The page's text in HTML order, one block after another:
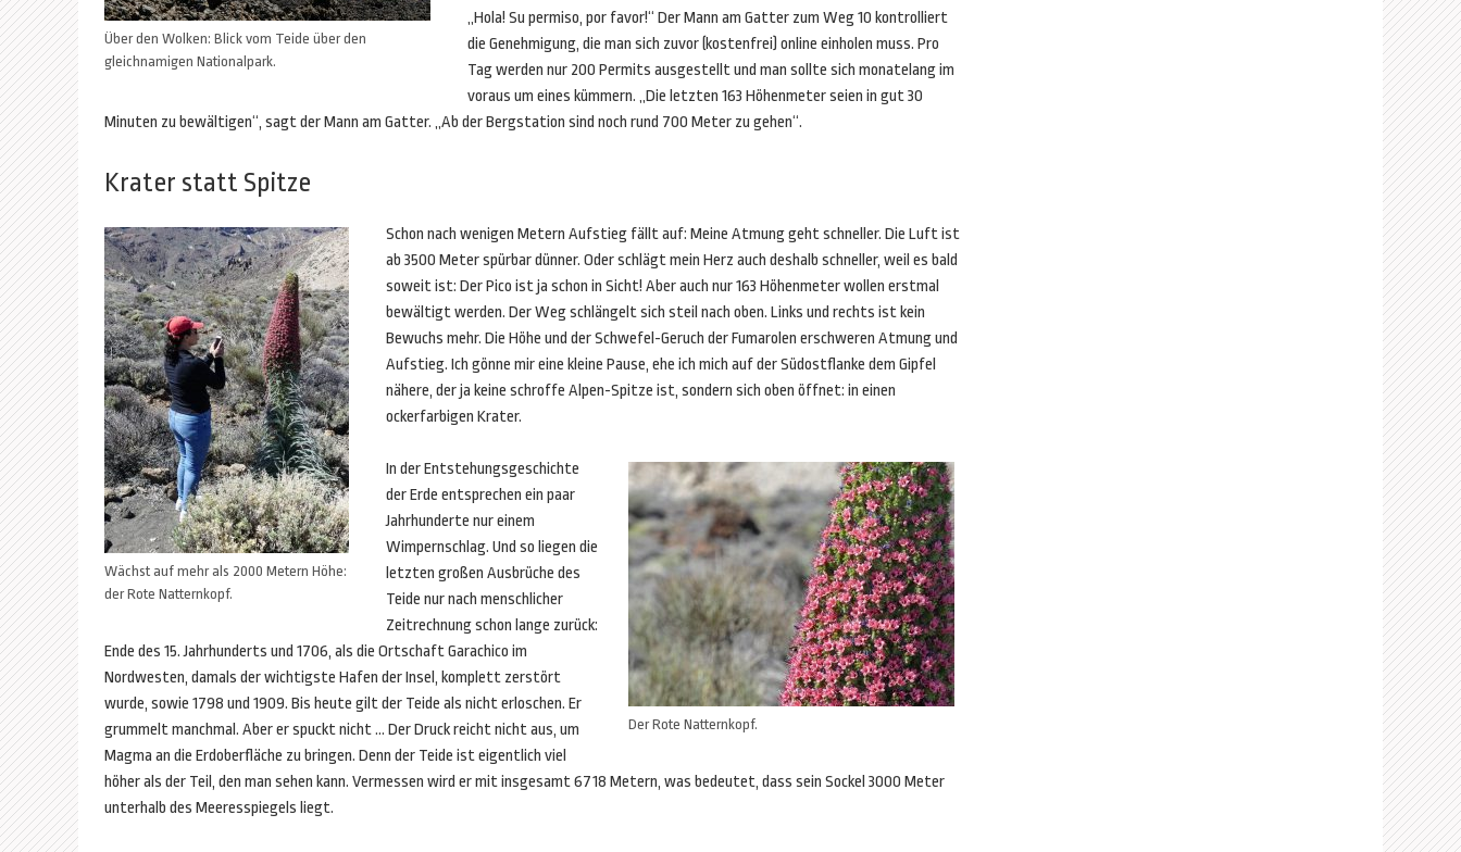
Über den Wolken: Blick vom Teide über den
gleichnamigen Nationalpark.
„Hola! Su permiso, por favor!“ Der Mann am Gatter zum Weg 10 kontrolliert
die Genehmigung, die man sich zuvor (kostenfrei) online einholen muss. Pro
Tag werden nur 200 Permits ausgestellt und man sollte sich monatelang im
voraus um eines kümmern. „Die letzten 163 Höhenmeter seien in gut 30
Minuten zu bewältigen“, sagt der Mann am Gatter. „Ab der Bergstation sind noch rund 700 Meter zu gehen“.
Krater statt Spitze
Wächst auf mehr als 2000 Metern Höhe:
der Rote Natternkopf.
Schon nach wenigen Metern Aufstieg fällt auf: Meine Atmung geht schneller. Die Luft ist
ab 3500 Meter spürbar dünner. Oder schlägt mein Herz auch deshalb schneller, weil es bald
soweit ist: Der Pico ist ja schon in Sicht! Aber auch nur 163 Höhenmeter wollen erstmal
bewältigt werden. Der Weg schlängelt sich steil nach oben. Links und rechts ist kein
Bewuchs mehr. Die Höhe und der Schwefel-Geruch der Fumarolen erschweren Atmung und
Aufstieg. Ich gönne mir eine kleine Pause, ehe ich mich auf der Südostflanke dem Gipfel
nähere, der ja keine schroffe Alpen-Spitze ist, sondern sich oben öffnet: in einen
ockerfarbigen Krater.
Der Rote Natternkopf.
In der Entstehungsgeschichte
der Erde entsprechen ein paar
Jahrhunderte nur einem
Wimpernschlag. Und so liegen die
letzten großen Ausbrüche des
Teide ­­nur nach menschlicher
Zeitrechnung schon lange zurück:
Ende des 15. Jahrhunderts und 1706, als die Ortschaft Garachico im
Nordwesten, damals der wichtigste Hafen der Insel, komplett zerstört
wurde, sowie 1798 und 1909. Bis heute gilt der Teide als nicht erloschen. Er
grummelt manchmal. Aber er spuckt nicht … Der Druck reicht nicht aus, um
Magma an die Erdoberfläche zu bringen. Denn der Teide ist eigentlich viel
höher als der Teil, den man sehen kann. Vermessen wird er mit insgesamt 6718 Metern, was bedeutet, dass sein Sockel 3000 Meter
unterhalb des Meeresspiegels liegt.